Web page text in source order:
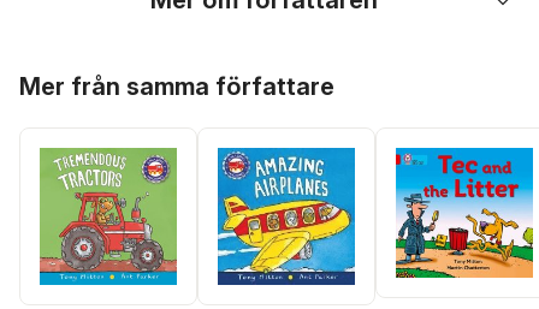
Mer från samma författare